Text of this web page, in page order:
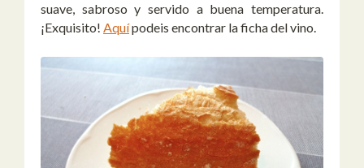
suave, sabroso y servido a buena temperatura.
¡Exquisito! Aquípodeis encontrar la ficha del vino.